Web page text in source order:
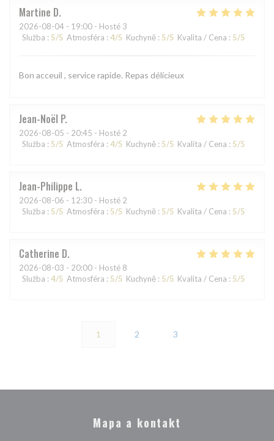
Martine D
2026-08-04 - 19:00 - Hosté 3
Služba : 5/5 Atmosféra : 4/5 Kuchyně : 5/5 Kvalita / Cena : 5/5
Bon acceuil , service rapide. Repas délicieux
Jean-Noël P
2026-08-05 - 20:45 - Hosté 2
Služba : 5/5 Atmosféra : 4/5 Kuchyně : 5/5 Kvalita / Cena : 5/5
Jean-Philippe L
2026-08-06 - 12:30 - Hosté 2
Služba : 5/5 Atmosféra : 5/5 Kuchyně : 5/5 Kvalita / Cena : 5/5
Catherine D
2026-08-03 - 20:00 - Hosté 8
Služba : 4/5 Atmosféra : 5/5 Kuchyně : 5/5 Kvalita / Cena : 5/5
1 2 3
Mapa a kontakt